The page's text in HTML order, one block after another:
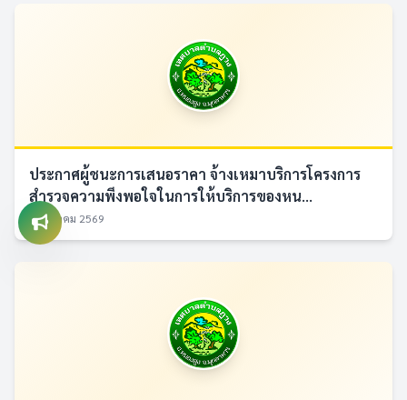
ประกาศผู้ชนะการเสนอราคา จ้างเหมาบริการโครงการ
สำรวจความพึงพอใจในการให้บริการของหน...
7 สิงหาคม 2569